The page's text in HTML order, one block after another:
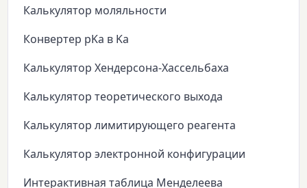
Калькулятор моляльности
Конвертер pKa в Ka
Калькулятор Хендерсона-Хассельбаха
Калькулятор теоретического выхода
Калькулятор лимитирующего реагента
Калькулятор электронной конфигурации
Интерактивная таблица Менделеева